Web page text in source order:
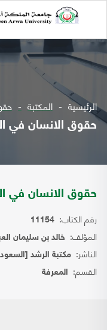
الرئيسية المكتبة
حقوق الانسان في
حقوق الانسان في
رقم الكتاب: 11154
المؤلف: خالد بن سليمان
الناشر: مكتبة الرشد
القسم: المعرفة